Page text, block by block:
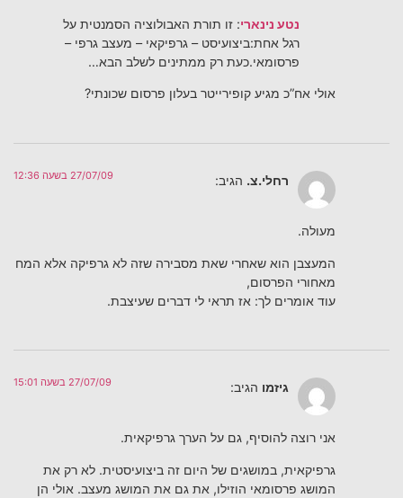
נטע נינארי: זו תורת האבולוציה הסמנטית על
רגל אחת:ביצועיסט – גרפיקאי – מעצב גרפי –
פרסומאי.כעת רק ממתינים לשלב הבא…
אולי אח”כ מגיע קופירייטר בעלון פרסום שכונתי?
רחלי.צ. הגיב: 27/07/09 בשעה 12:36
מעולה.
המעצבן הוא שאחרי שאת מסבירה שזה לא גרפיקה אלא המח
מאחורי הפרסום,
עוד אומרים לך: אז תראי לי דברים שעיצבת.
גיזמו הגיב: 27/07/09 בשעה 15:01
אני רוצה להוסיף, גם על הערך גרפיקאית.
גרפיקאית, במושגים של היום זה ביצועיסטית. לא רק את
המושג פרסומאי הוזילו, את גם את המושג מעצב. אולי הן